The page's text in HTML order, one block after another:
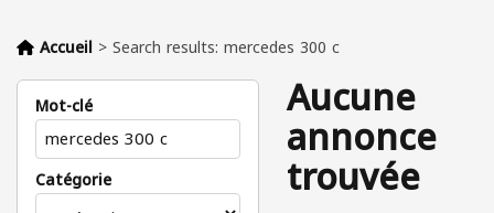
Accueil >Search results: mercedes 300 c
Mot-clé
Catégorie
Aucune
annonce
trouvée